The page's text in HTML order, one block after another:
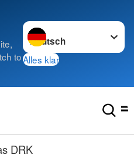
to
Sprache wechseln zu
Alles klar
DRK